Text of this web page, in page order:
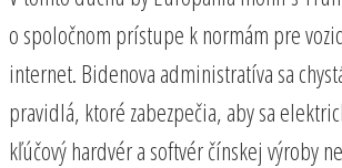
o spoločnom prístupe k normám pre
internet. Bidenova administratíva sa
pravidlá, ktoré zabezpečia, aby sa
kľúčový hardvér a softvér čínskej výroby